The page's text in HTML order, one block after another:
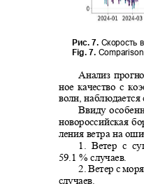
Рис. 7. Скорость
Fig. 7.
Анализ
ное качество с
волн, наблюдается
Ввиду
новороссийская
ления ветра на
1. Ветер с
59.1% случаев.
2.Ветер с
случаев.